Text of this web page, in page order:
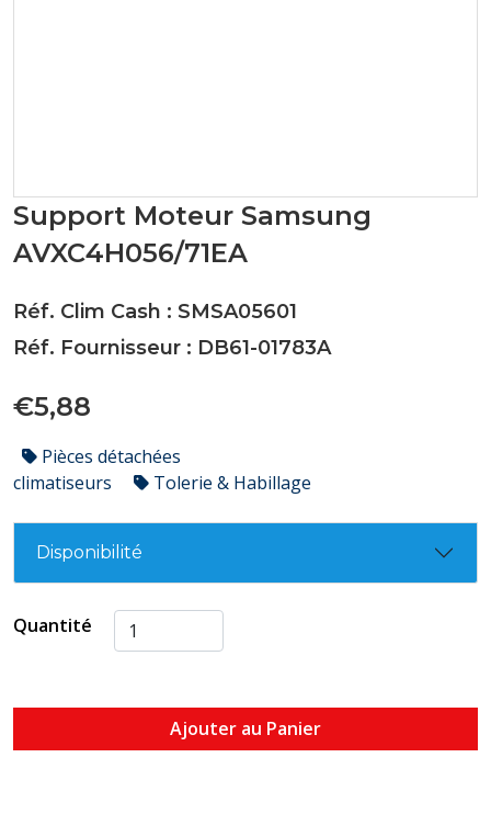
Support Moteur Samsung
AVXC4H056/71EA
Réf. Clim Cash : SMSA05601
Réf. Fournisseur : DB61-01783A
€5,88
Pièces détachées
climatiseurs
Tolerie & Habillage
Disponibilité
Quantité
Ajouter au Panier